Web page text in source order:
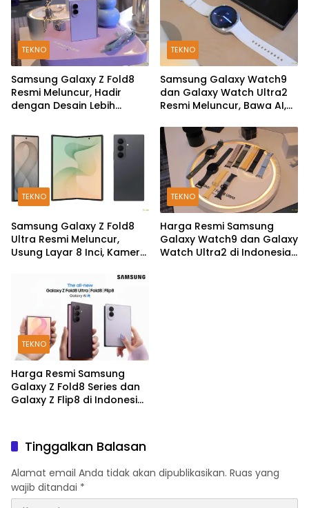
TEKNO
Samsung Galaxy Z Fold8
Resmi Meluncur, Hadir
dengan Desain Lebih
TEKNO
Samsung Galaxy Watch9
dan Galaxy Watch Ultra2
Resmi Meluncur, Bawa AI,
dan Fitur Kesehatan Baru
TEKNO
Samsung Galaxy Z Fold8
Ultra Resmi Meluncur,
Usung Layar 8 Inci, Kamera
TEKNO
Harga Resmi Samsung
Galaxy Watch9 dan Galaxy
Watch Ultra2 di Indonesia,
TEKNO
Harga Resmi Samsung
Galaxy Z Fold8 Series dan
Galaxy Z Flip8 di Indonesia,
Tinggalkan Balasan
Alamat email Anda tidak akan dipublikasikan. Ruas yang
wajib ditandai *